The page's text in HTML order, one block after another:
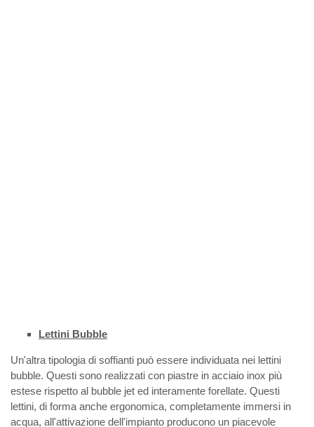
Lettini Bubble
Un'altra tipologia di soffianti può essere individuata nei lettini
bubble. Questi sono realizzati con piastre in acciaio inox più
estese rispetto al bubble jet ed interamente forellate. Questi
lettini, di forma anche ergonomica, completamente immersi in
acqua, all'attivazione dell'impianto producono un piacevole